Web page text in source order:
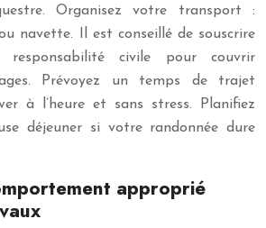
Organisez votre transport :
navette. Il est conseillé de souscrire
responsabilité civile pour couvrir
Prévoyez un temps de trajet
à l’heure et sans stress. Planifiez
déjeuner si votre randonnée dure
approprié